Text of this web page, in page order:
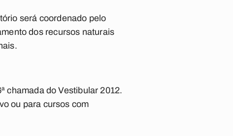
será coordenado pelo
dos recursos naturais
chamada do Vestibular 2012.
ou para cursos com